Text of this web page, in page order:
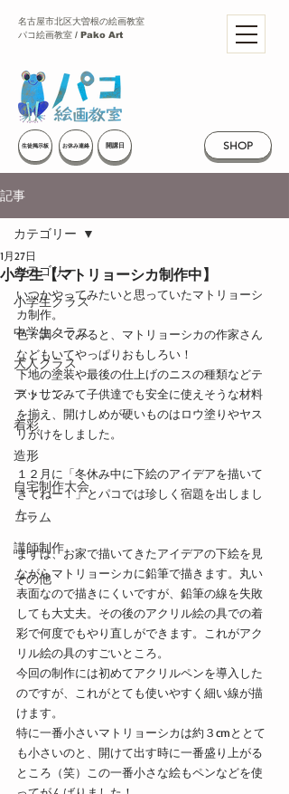
SHOP
名古屋市北区大曽根の絵画教室
パコ絵画教室 / Pako Art
生徒掲示板 お休み連絡 開講日
記事
カテゴリー
小学生クラス
中学生クラス
大人クラス
デッサン
着彩
造形
自宅制作大会
コラム
講師制作
その他
カテゴリー
小学生【マトリョーシカ制作中】
1月27日
いつかやってみたいと思っていたマトリョーシ
カ制作。
色々調べてみると、マトリョーシカの作家さん
などもいてやっぱりおもしろい！
下地の塗装や最後の仕上げのニスの種類などテ
ストしてみて子供達でも安全に使えそうな材料
を揃え、開けしめが硬いものはロウ塗りやヤス
リがけをしました。
１２月に「冬休み中に下絵のアイデアを描いて
きてねー！」とパコでは珍しく宿題を出しまし
た。
まずは、お家で描いてきたアイデアの下絵を見
ながらマトリョーシカに鉛筆で描きます。丸い
表面なので描きにくいですが、鉛筆の線を失敗
しても大丈夫。その後のアクリル絵の具での着
彩で何度でもやり直しができます。これがアク
リル絵の具のすごいところ。
今回の制作には初めてアクリルペンを導入した
のですが、これがとても使いやすく細い線が描
けます。
特に一番小さいマトリョーシカは約３cmととて
も小さいのと、開けて出す時に一番盛り上がる
ところ（笑）この一番小さな絵もペンなどを使